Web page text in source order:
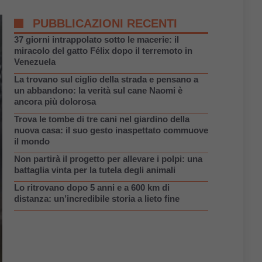
PUBBLICAZIONI RECENTI
37 giorni intrappolato sotto le macerie: il
miracolo del gatto Félix dopo il terremoto in
Venezuela
La trovano sul ciglio della strada e pensano a
un abbandono: la verità sul cane Naomi è
ancora più dolorosa
Trova le tombe di tre cani nel giardino della
nuova casa: il suo gesto inaspettato commuove
il mondo
Non partirà il progetto per allevare i polpi: una
battaglia vinta per la tutela degli animali
Lo ritrovano dopo 5 anni e a 600 km di
distanza: un’incredibile storia a lieto fine